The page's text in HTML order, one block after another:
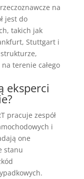
na
jest do
takich jak
Stuttgart i
terenie całego
eksperci
pracuje zespół
i
one
stanu